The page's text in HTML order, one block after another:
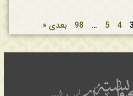
3
4
5
…
98 بعدی «